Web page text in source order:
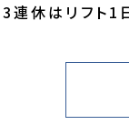
連休はリフト1